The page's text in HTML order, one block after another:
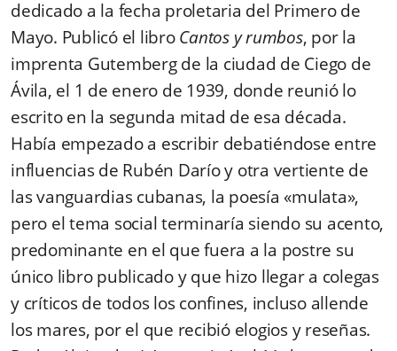
dedicado a la fecha proletaria del Primero de
Mayo. Publicó el libroCantos y rumbos, por la
imprenta Gutemberg de la ciudad de Ciego de
Ávila, el 1 de enero de 1939, donde reunió lo
escrito en la segunda mitad de esa década.
Había empezado a escribir debatiéndose entre
influencias de Rubén Darío y otra vertiente de
las vanguardias cubanas, la poesía «mulata»,
pero el tema social terminaría siendo su acento,
predominante en el que fuera a la postre su
único libro publicado y que hizo llegar a colegas
y críticos de todos los confines, incluso allende
los mares, por el que recibió elogios y reseñas.